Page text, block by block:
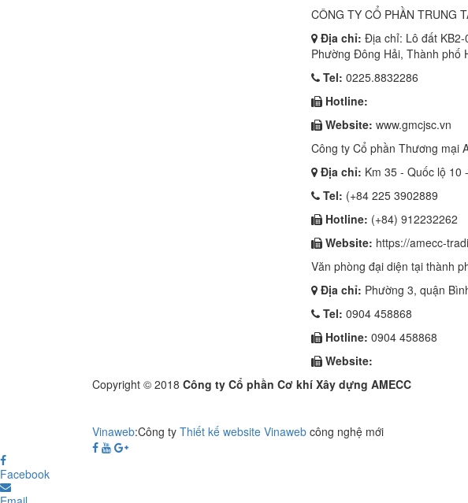
CÔNG TY CỔ PHẦN TRUNG
Địa chỉ: Địa chỉ: Lô đất
Phường Đông Hải, Thành phố
Tel: 0225.8832286
Hotline:
Website: www.gmcjsc.vn
Công ty Cổ phần Thương mại
Địa chỉ: Km 35 - Quốc lộ 10
Tel: (+84 225 3902889
Hotline: (+84) 912232262
Website: https://amecc-
Văn phòng đại diện tại thành
Địa chỉ: Phường 3, quận
Tel: 0904 458868
Hotline: 0904 458868
Website:
Copyright © 2018 Công ty Cổ phần Cơ khí Xây dựng AMECC
Vinaweb:Công ty Thiết kế website Vinaweb công nghệ mới
Facebook